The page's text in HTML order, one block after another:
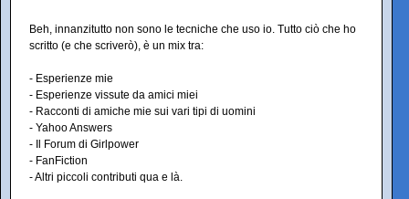
Beh, innanzitutto non sono le tecniche che uso io. Tutto ciò che ho
scritto (e che scriverò), è un mix tra:
- Esperienze mie
- Esperienze vissute da amici miei
- Racconti di amiche mie sui vari tipi di uomini
- Yahoo Answers
- Il Forum di Girlpower
- FanFiction
- Altri piccoli contributi qua e là.